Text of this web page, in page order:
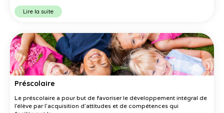
Lire la suite
Préscolaire
Le préscolaire a pour but de favoriser le développement intégral de
l’élève par l’acquisition d’attitudes et de compétences qui